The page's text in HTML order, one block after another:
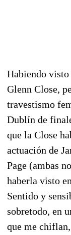
Habiendo
Glenn Close,
travestismo
Dublín de
que la Close
actuación de
Page (ambas
haberla visto
Sentido y
sobretodo, en
que me